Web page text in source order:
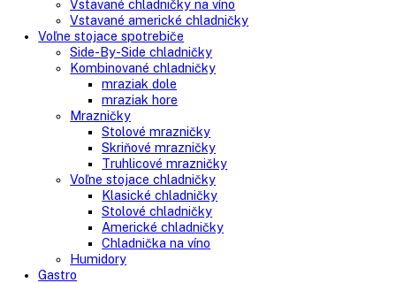
Vstavané spotrebiče
Vstavané kombinované chladničky
Vstavané chladničky
Vstavané mrazničky
Vstavané chladničky na víno
Vstavané americké chladničky
Voľne stojace spotrebiče
Side-By-Side chladničky
Kombinované chladničky
mraziak dole
mraziak hore
Mrazničky
Stolové mrazničky
Skriňové mrazničky
Truhlicové mrazničky